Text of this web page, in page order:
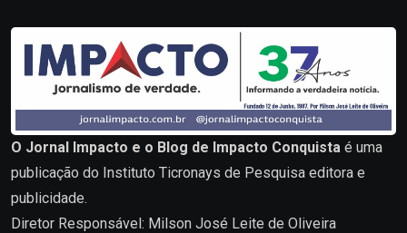
O Jornal Impacto e o Blog de Impacto Conquista é uma
publicação do Instituto Ticronays de Pesquisa editora e
publicidade.
Diretor Responsável: Milson José Leite de Oliveira